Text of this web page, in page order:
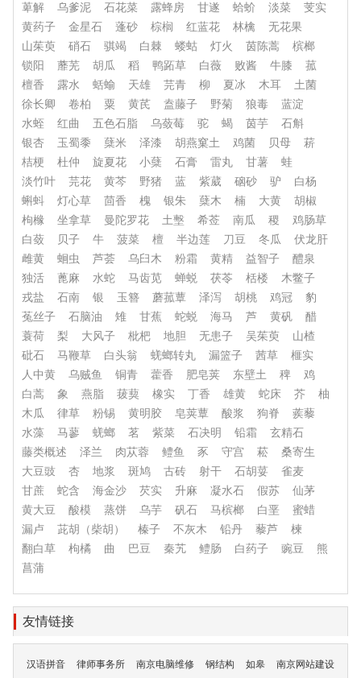
萆解
乌爹泥 石花菜 露蜂房 甘遂 蛤蚧 淡菜
芰实
黄药子
金星石 蓬砂 棕榈 红蓝花 林檎
无花果
山茱萸
硝石 骐竭 白棘 蝼蛄 灯火 茵陈蒿
槟榔
锁阳
蘼芜 胡瓜 稻 鸭跖草 白薇 败酱 牛膝
菰
檀香
露水 蛞蝓 天雄 芫青 柳 夏冰 木耳
土菌
徐长卿
卷柏 粟 黄芪 盍藤子 野菊 狼毒
蓝淀
水蛭
红曲 五色石脂 乌蔹莓 驼 蝎 茵芋
石斛
银杏
玉蜀黍 蘖米 泽漆 胡燕窠土 鸡菌 贝母
菥
桔梗
杜仲 旋夏花 小蘖 石膏 雷丸 甘薯
蛙
淡竹叶
芫花 黄芩 野猪 蓝 紫葳 硇砂 驴
白杨
蝌蚪
灯心草 茴香 槐 银朱 蘖木 楠 大黄
胡椒
枸橼
坐拿草 曼陀罗花 土墼 希莶 南瓜 稷
鸡肠草
白蔹
贝子 牛 菠菜 檀 半边莲 刀豆 冬瓜
伏龙肝
雌黄
蛔虫 芦荟 乌臼木 粉霜 黄精 益智子
醴泉
独活
蓖麻 水蛇 马齿苋 蝉蜕 茯苓 栝楼
木鳖子
戎盐
石南 银 玉簪 蘑菰蕈 泽泻 胡桃 鸡冠
豹
菟丝子
石脑油 雉 甘蕉 蛇蜕 海马 芦 黄矾
醋
蓑荷
梨 大风子 枇杷 地胆 无患子 吴茱萸
山楂
砒石
马鞭草 白头翁 蜣螂转丸 漏篮子 茜草
榧实
人中黄
乌贼鱼 铜青 藿香 肥皂荚 东壁土 稗
鸡
白蒿
象 燕脂 菝葜 橡实 丁香 雄黄 蛇床 芥
柚
木瓜
律草 粉锡 黄明胶 皂荚蕈 酸浆 狗脊
蒺藜
水藻
马蓼 蜣螂 茗 紫菜 石决明 铅霜
玄精石
藤类概述
泽兰 肉苁蓉 鳢鱼 豕 守宫 菘
桑寄生
大豆豉
杏 地浆 斑鸠 古砖 射干 石胡荽
雀麦
甘蔗
蛇含 海金沙 芡实 升麻 凝水石 假苏
仙茅
黄大豆
酸模 蒸饼 乌芋 矾石 马槟榔 白垩
蜜蜡
漏卢
茈胡（柴胡） 榛子 不灰木 铅丹 藜芦
楝
翻白草
枸橘 曲 巴豆 秦艽 鳢肠 白药子 豌豆
熊
菖蒲
友情链接
汉语拼音 律师事务所 南京电脑维修 钢结构 如皋 南京网站建设